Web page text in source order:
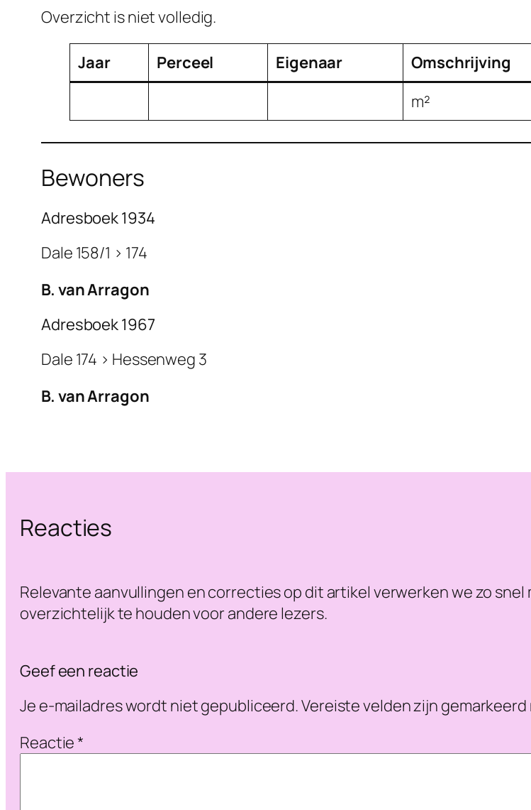
Overzicht is niet volledig.
Jaar Perceel Eigenaar
Omschrijving
m²
Bewoners
Adresboek 1934
Dale 158/1 > 174
B. van Arragon
Adresboek 1967
Dale 174 > Hessenweg 3
B. van Arragon
Reacties
Relevante aanvullingen en correcties op dit artikel verwerken we zo
overzichtelijk te houden voor andere lezers.
Geef een reactie
Je e-mailadres wordt niet gepubliceerd.Vereiste velden zijn
Reactie*